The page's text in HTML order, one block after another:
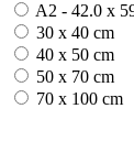
A2 - 42.0 x
30 x 40 cm
40 x 50 cm
50 x 70 cm
70 x 100 cm